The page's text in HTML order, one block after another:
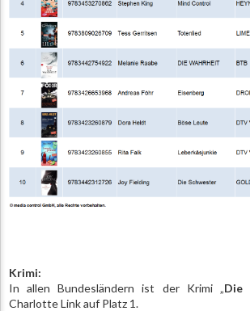
Krimi:
In allen Bundesländern ist der Krimi „Die
Charlotte Link auf Platz 1.